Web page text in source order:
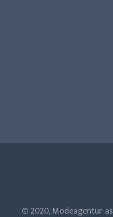
© 2020, Modeagentur-as